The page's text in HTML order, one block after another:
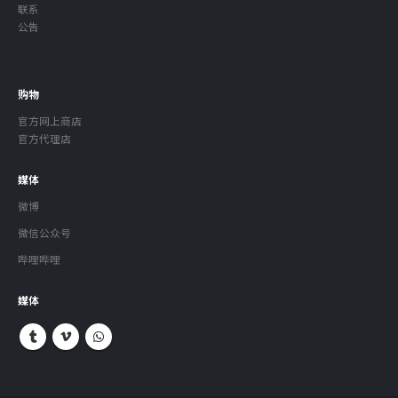
联系
公告
购物
官方网上商店
官方代理店
媒体
微博
微信公众号
哔哩哔哩
媒体